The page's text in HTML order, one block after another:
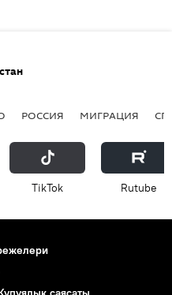
РОССИЯ МИГРАЦИЯ
ТikТоk Rutube